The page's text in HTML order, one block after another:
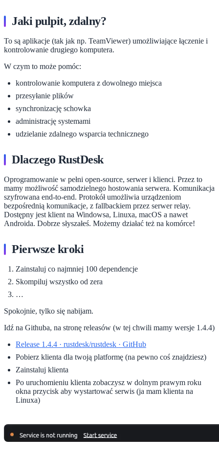
Jaki pulpit, zdalny?
To są aplikacje (tak jak np. TeamViewer) umożliwiające łączenie i
kontrolowanie drugiego komputera.
W czym to może pomóc:
kontrolowanie komputera z dowolnego miejsca
przesyłanie plików
synchronizację schowka
administrację systemami
udzielanie zdalnego wsparcia technicznego
Dlaczego RustDesk
Oprogramowanie w pełni open-source, serwer i klienci. Przez to
mamy możliwość samodzielnego hostowania serwera. Komunikacja
szyfrowana end-to-end. Protokół umożliwia urządzeniom
bezpośrednią komunikacje, z fallbackiem przez serwer relay.
Dostępny jest klient na Windowsa, Linuxa, macOS a nawet
Androida. Dobrze słyszałeś. Możemy działać też na komórce!
Pierwsze kroki
Zainstaluj co najmniej 100 dependencje
Skompiluj wszystko od zera
…
Spokojnie, tylko się nabijam.
Idź na Githuba, na stronę releasów (w tej chwili mamy wersje 1.4.4)
Release 1.4.4 · rustdesk/rustdesk · GitHub
Pobierz klienta dla twoją platformę (na pewno coś znajdziesz)
Zainstaluj klienta
Po uruchomieniu klienta zobaczysz w dolnym prawym roku
okna przycisk aby wystartować serwis (ja mam klienta na
Linuxa)